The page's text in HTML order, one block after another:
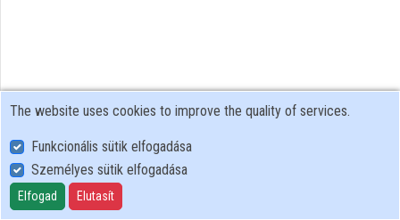
User Policy
Adatkezelési tájékoztató (en)
Cookie Policy
The website uses cookies to improve the quality of services.
Funkcionális sütik elfogadása
Személyes sütik elfogadása
Elfogad Elutasít